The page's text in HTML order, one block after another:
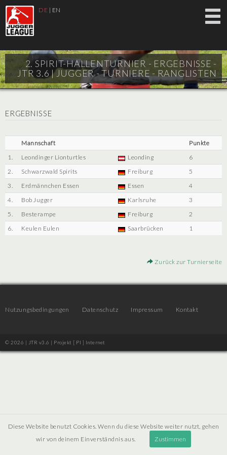
DE | EN
2. SPIRIT-HALLENTURNIER - ERGEBNISSE -
JTR 3.6 |JUGGER - TURNIERE - RANGLISTEN
ERGEBNISSE
Mannschaft
Punkte
1.
Leondinger Lionturtles Leonding
6
2.
Schwarzwald Spirits Freiburg
5
3.
Erdmännchen Essen Essen
4
4.
Bob Jugger Karlsruhe
3
5.
Besterampe Freiburg
2
6.
Keulen Eulen Saarbrücken 1
Zurück zur Turnierseite
Nutzungsbedingungen Datenschutz Impressum Kontakt
© 2026 | JTR v3.6 | Projekt [ PI ] Internet
Diese Website benutzt Cookies. Wenn du diese Website weiter nutzt, gehen
wir von deinem Einverständnis aus.
Zustimmen